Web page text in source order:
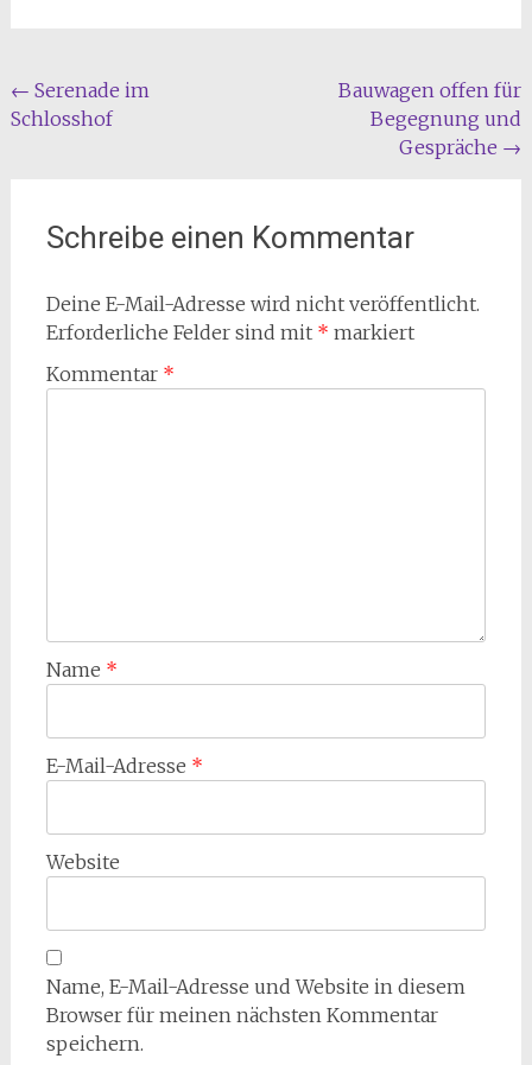
Beitragsnavigation
← Serenade im
Schlosshof
Bauwagen offen für
Begegnung und
Gespräche →
Schreibe einen Kommentar
Deine E-Mail-Adresse wird nicht veröffentlicht.
Erforderliche Felder sind mit * markiert
Kommentar *
Name *
E-Mail-Adresse *
Website
Name, E-Mail-Adresse und Website in diesem
Browser für meinen nächsten Kommentar
speichern.